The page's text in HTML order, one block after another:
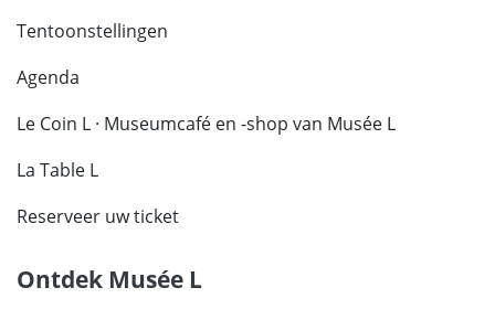
Tentoonstellingen
Agenda
Le Coin L · Museumcafé en -shop van Musée L
La Table L
Reserveer uw ticket
Ontdek Musée L